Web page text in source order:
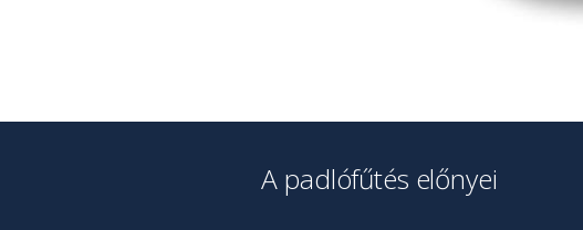
A padlófűtés előnyei